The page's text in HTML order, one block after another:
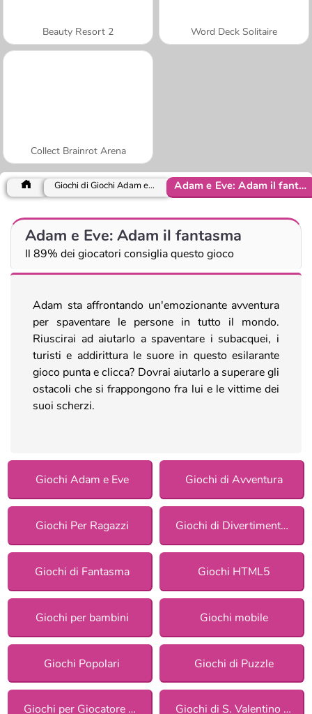
Beauty Resort 2 Word Deck Solitaire
Collect Brainrot Arena
Giochi di Giochi Adam e Eve Adam e Eve: Adam il fantasma
Adam e Eve: Adam il fantasma
Il 89% dei giocatori consiglia questo gioco
Adam sta affrontando un'emozionante avventura
per spaventare le persone in tutto il mondo.
Riuscirai ad aiutarlo a spaventare i subacquei, i
turisti e addirittura le suore in questo esilarante
gioco punta e clicca? Dovrai aiutarlo a superare gli
ostacoli che si frappongono fra lui e le vittime dei
suoi scherzi.
Giochi Adam e Eve Giochi di Avventura
Giochi Per Ragazzi Giochi di Divertimento per ragazze
Giochi di Fantasma Giochi HTML5
Giochi per bambini Giochi mobile
Giochi Popolari Giochi di Puzzle
Giochi per Giocatore Singolo Giochi di S. Valentino per ragazze